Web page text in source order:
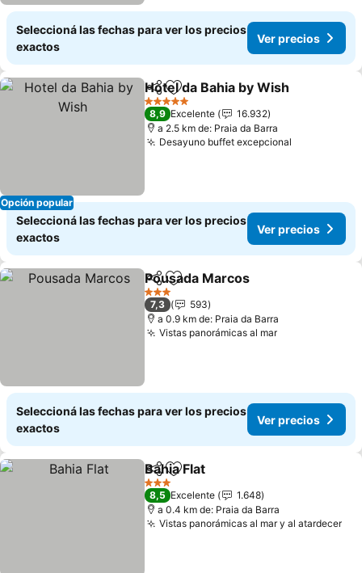
Seleccioná las fechas para ver los precios
exactos
Ver precios
Opción popular
CompartirAñadir a favoritos
Hotel da Bahia by Wish
5 Estrellas
8,9 Excelente
16.932
a 2.5 km de: Praia da Barra
Desayuno buffet excepcional
Seleccioná las fechas para ver los precios
exactos
Ver precios
CompartirAñadir a favoritos
Pousada Marcos
3 Estrellas
7,3
593
a 0.9 km de: Praia da Barra
Vistas panorámicas al marVer precios
Seleccioná las fechas para ver los precios
exactos
Ver precios
CompartirAñadir a favoritos
Bahia Flat
3 Estrellas
8,5 Excelente
1.648
a 0.4 km de: Praia da Barra
Vistas panorámicas al mar y al atardecer